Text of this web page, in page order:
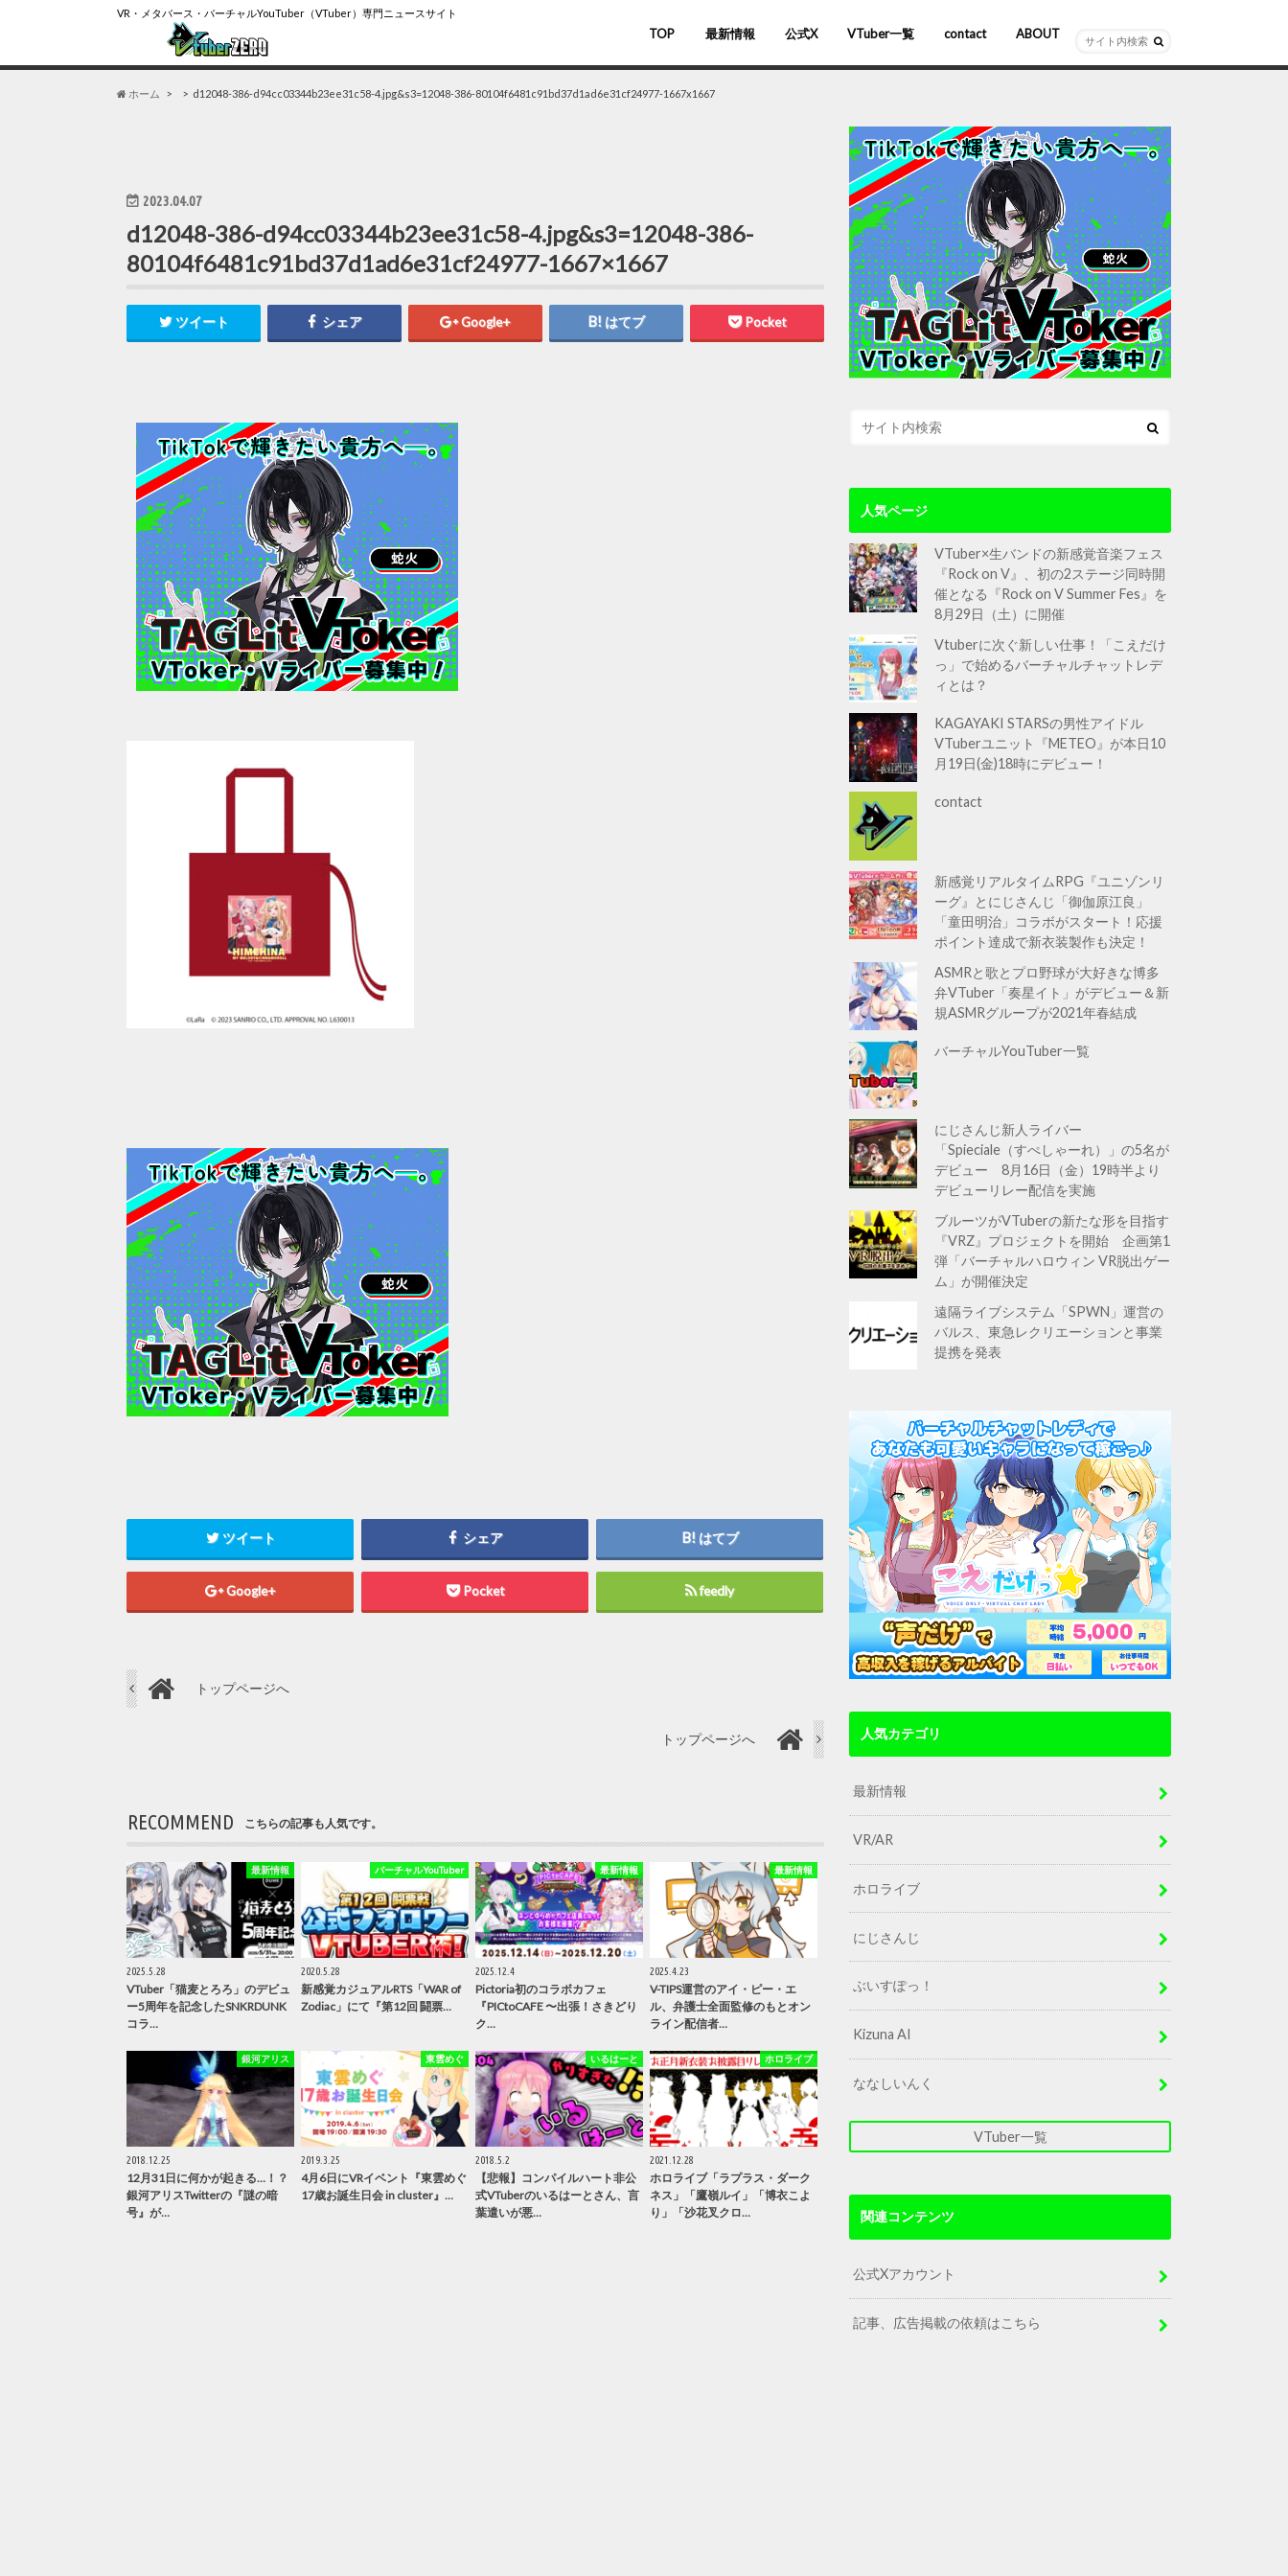
VR・メタバース・バーチャルYouTuber（VTuber）専門ニュースサイト
TOP 最新情報 公式X VTuber一覧
バーチャルYouTuber
VR/AR
ホロライブ
にじさんじ
ななしいんく
ぶいすぽっ！
contact ABOUT
ホーム d12048-386-d94cc03344b23ee31c58-4.jpg&s3=12048-386-80104f6481c91bd37d1ad6e31cf24977-1667x1667
2023.04.07
d12048-386-d94cc03344b23ee31c58-4.jpg&s3=12048-386-
80104f6481c91bd37d1ad6e31cf24977-1667×1667
ツイート シェア Google+ はてブ Pocket
ツイート シェア はてブ
Google+ Pocket feedly
トップページへ
トップページへ
RECOMMEND こちらの記事も人気です。
最新情報
2025.5.28
VTuber「猫麦とろろ」のデビュ
ー5周年を記念したSNKRDUNK
コラ…
バーチャルYouTuber
2020.5.28
新感覚カジュアルRTS「WAR of
Zodiac」にて『第12回 闘票…
最新情報
2025.12.4
Pictoria初のコラボカフェ
『PICtoCAFE 〜出張！さきどり
ク…
最新情報
2025.4.23
V-TIPS運営のアイ・ピー・エ
ル、弁護士全面監修のもとオン
ライン配信者…
銀河アリス
2018.12.25
12月31日に何かが起きる…！？
銀河アリスTwitterの『謎の暗
号』が…
東雲めぐ
2019.3.25
4月6日にVRイベント『東雲めぐ
17歳お誕生日会 in cluster』…
いるはーと
2018.5.2
【悲報】コンパイルハート非公
式VTuberのいるはーとさん、言
葉遣いが悪…
ホロライブ
2021.12.28
ホロライブ「ラプラス・ダーク
ネス」「鷹嶺ルイ」「博衣こよ
り」「沙花叉クロ…
人気ページ
VTuber×生バンドの新感覚音楽フェス
『Rock on V』、初の2ステージ同時開
催となる『Rock on V Summer Fes』を
8月29日（土）に開催
Vtuberに次ぐ新しい仕事！「こえだけ
っ」で始めるバーチャルチャットレデ
ィとは？
KAGAYAKI STARSの男性アイドル
VTuberユニット『METEO』が本日10
月19日(金)18時にデビュー！
contact
新感覚リアルタイムRPG『ユニゾンリ
ーグ』とにじさんじ「御伽原江良」
「童田明治」コラボがスタート！応援
ポイント達成で新衣装製作も決定！
ASMRと歌とプロ野球が大好きな博多
弁VTuber「奏星イト」がデビュー＆新
規ASMRグループが2021年春結成
バーチャルYouTuber一覧
にじさんじ新人ライバー
「Spieciale（すぺしゃーれ）」の5名が
デビュー 8月16日（金）19時半より
デビューリレー配信を実施
ブルーツがVTuberの新たな形を目指す
『VRZ』プロジェクトを開始 企画第1
弾「バーチャルハロウィン VR脱出ゲー
ム」が開催決定
遠隔ライブシステム「SPWN」運営の
バルス、東急レクリエーションと事業
提携を発表
人気カテゴリ
最新情報
VR/AR
ホロライブ
にじさんじ
ぶいすぽっ！
Kizuna AI
ななしいんく
VTuber一覧
関連コンテンツ
公式Xアカウント
記事、広告掲載の依頼はこちら